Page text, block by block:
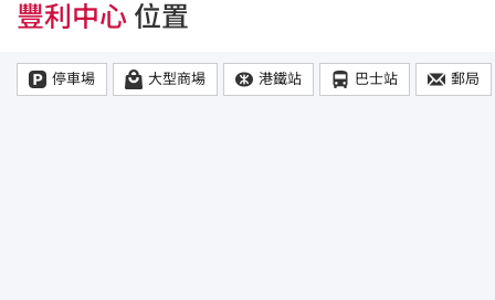
豐利中心 位置
停車場 大型商場 港鐵站 巴士站 郵局